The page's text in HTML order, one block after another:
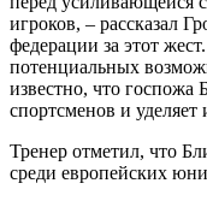
игроков, – рассказал
федерации за этот
потенциальных
известно, что
спортсменов и
Тренер отметил, что
среди европейских